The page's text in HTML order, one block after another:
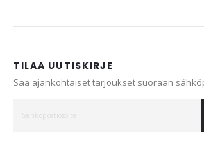
TILAA UUTISKIRJE
Saa ajankohtaiset tarjoukset suoraan